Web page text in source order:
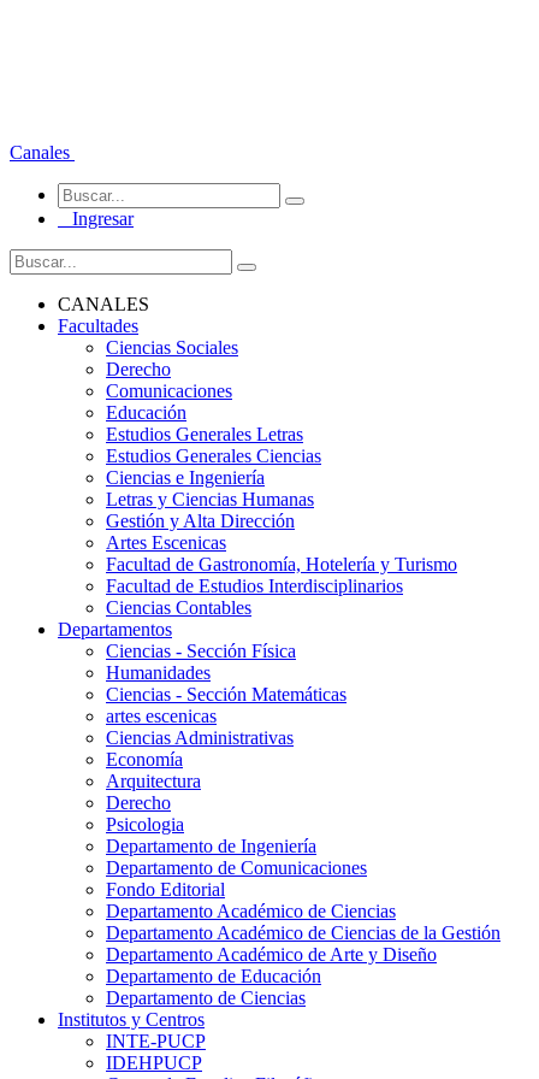
Canales
Ingresar
CANALES
Facultades
Ciencias Sociales
Derecho
Comunicaciones
Educación
Estudios Generales Letras
Estudios Generales Ciencias
Ciencias e Ingeniería
Letras y Ciencias Humanas
Gestión y Alta Dirección
Artes Escenicas
Facultad de Gastronomía, Hotelería y Turismo
Facultad de Estudios Interdisciplinarios
Ciencias Contables
Departamentos
Ciencias - Sección Física
Humanidades
Ciencias - Sección Matemáticas
artes escenicas
Ciencias Administrativas
Economía
Arquitectura
Derecho
Psicologia
Departamento de Ingeniería
Departamento de Comunicaciones
Fondo Editorial
Departamento Académico de Ciencias
Departamento Académico de Ciencias de la Gestión
Departamento Académico de Arte y Diseño
Departamento de Educación
Departamento de Ciencias
Institutos y Centros
INTE-PUCP
IDEHPUCP